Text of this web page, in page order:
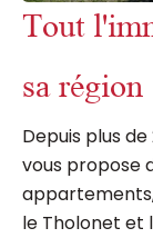
Tout
sa région
Depuis plus de
vous propose
le Tholonet et